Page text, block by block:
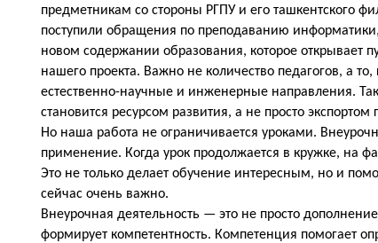
предметникам со стороны РГПУ и его ташкентского
поступили обращения по преподаванию
новом содержании образования, которое открывает
нашего проекта. Важно не количество педагогов, а
естественно-научные и инженерные направления.
становится ресурсом развития, а не просто
Но наша работа не ограничивается уроками.
применение. Когда урок продолжается в кружке, на
Это не только делает обучение интересным, но и
сейчас очень важно.
Внеурочная деятельность — это не просто
формирует компетентность. Компетенция помогает